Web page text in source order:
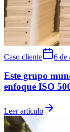
Caso cliente 6 de
Este grupo
enfoque ISO
Leer artículo